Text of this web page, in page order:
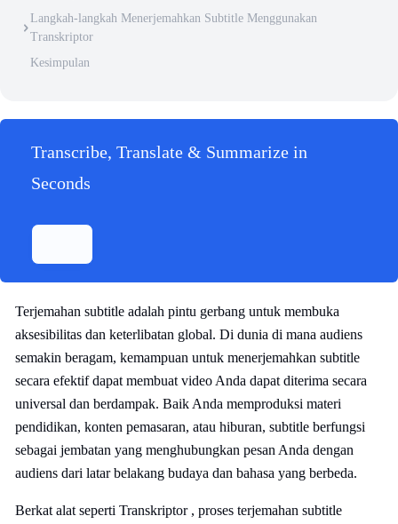
Langkah-langkah Menerjemahkan Subtitle Menggunakan
Transkriptor
Kesimpulan
Transcribe, Translate & Summarize in
Seconds
Terjemahan subtitle adalah pintu gerbang untuk membuka
aksesibilitas dan keterlibatan global. Di dunia di mana audiens
semakin beragam, kemampuan untuk menerjemahkan subtitle
secara efektif dapat membuat video Anda dapat diterima secara
universal dan berdampak. Baik Anda memproduksi materi
pendidikan, konten pemasaran, atau hiburan, subtitle berfungsi
sebagai jembatan yang menghubungkan pesan Anda dengan
audiens dari latar belakang budaya dan bahasa yang berbeda.
Berkat alat seperti Transkriptor , proses terjemahan subtitle